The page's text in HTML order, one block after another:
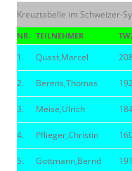
Kreuztabelle im Schweizer-
NR. TEILNEHMER
1. Quast,Marcel
2. Berens,Thomas
3. Meise,Ulrich
4. Pflieger,Christin
5. Gottmann,Bernd